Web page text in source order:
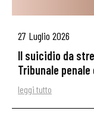
27 Luglio 2026
Il suicidio da
Tribunale penale
leggi tutto